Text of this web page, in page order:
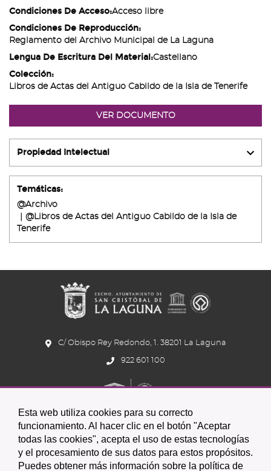
Esta web utiliza cookies para su correcto
funcionamiento. Al hacer clic en el botón "Aceptar
todas las cookies", acepta el uso de estas tecnologías
y el procesamiento de sus datos para estos propósitos.
Puedes obtener más información sobre la política de
Condiciones De Acceso:Acceso libre
Condiciones De Reproducción:
Reglamento del Archivo Municipal de La Laguna
Lengua De Escritura Del Material:Castellano
Colección:
Libros de Actas del Antiguo Cabildo de la Isla de Tenerife
VER DOCUMENTO
Propiedad Intelectual
Temáticas:
@Archivo
@Libros de Actas del Antiguo Cabildo de la Isla de
Tenerife
C/ Obispo Rey Redondo, 1. 38201 La Laguna
922 601 100
Icono
Icono Icono
IconoIcono
Icono